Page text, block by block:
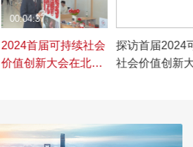
2024首届可持续社会
价值创新大会在北京
00:04:37
探访首届2024
社会价值创新